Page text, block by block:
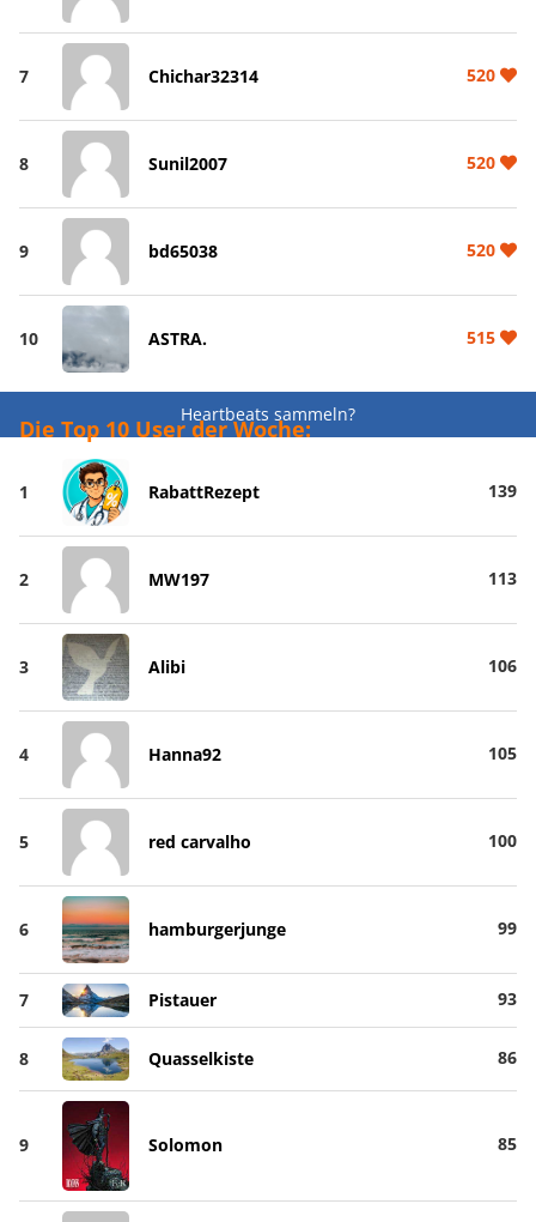
7 Chichar32314 520
8 Sunil2007 520
9 bd65038 520
10 ASTRA. 515
Heartbeats sammeln?
Die Top 10 User der Woche:
1 RabattRezept 139
2 MW197 113
3 Alibi 106
4 Hanna92 105
5 red carvalho 100
6 hamburgerjunge 99
7 Pistauer 93
8 Quasselkiste 86
9 Solomon 85